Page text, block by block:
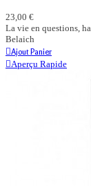
23,00 €
La vie en questions,
Belaich
Ajout Panier
Aperçu Rapide